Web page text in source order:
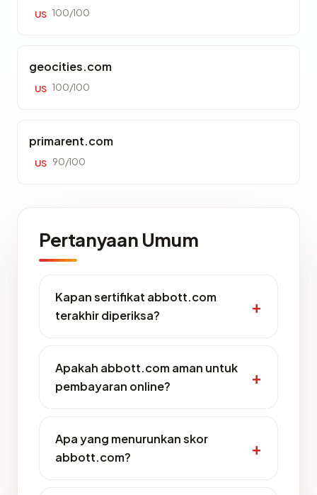
US 100/100
geocities.com
US 100/100
primarent.com
US 90/100
Pertanyaan Umum
Kapan sertifikat abbott.com
terakhir diperiksa?
Apakah abbott.com aman untuk
pembayaran online?
Apa yang menurunkan skor
abbott.com?